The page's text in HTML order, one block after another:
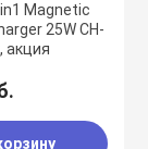
Magnetic
25W CH-
акция